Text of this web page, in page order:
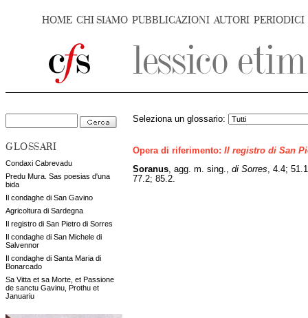
HOME CHI SIAMO PUBBLICAZIONI AUTORI PERIODICI
GLOSSARI
Condaxi Cabrevadu
Predu Mura. Sas poesias d'una
bida
Il condaghe di San Gavino
Agricoltura di Sardegna
Il registro di San Pietro di Sorres
Il condaghe di San Michele di
Salvennor
Il condaghe di Santa Maria di
Bonarcado
Sa Vitta et sa Morte, et Passione
de sanctu Gavinu, Prothu et
Januariu
Seleziona un glossario:
Opera di riferimento: Il registro di San
Soranus , agg. m. sing., di Sorres , 4.4;
77.2; 85.2.